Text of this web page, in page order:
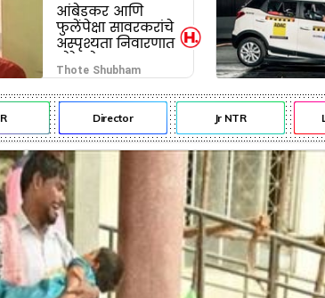
आंबेडकर आणि
फुलेंपेक्षा सावरकरांचे
अस्पृश्यता निवारणात
मोठे योगदान - शरद
पोंक्षे
Thote Shubham
Director Jr NTR